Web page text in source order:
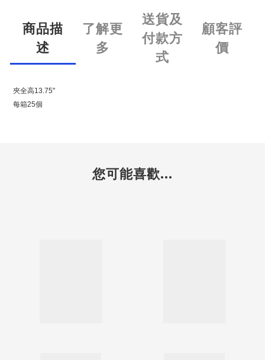
商品描
述
了解更
多
送貨及
付款方
式
顧客評
價
夾全高13.75"
每箱25個
您可能喜歡...